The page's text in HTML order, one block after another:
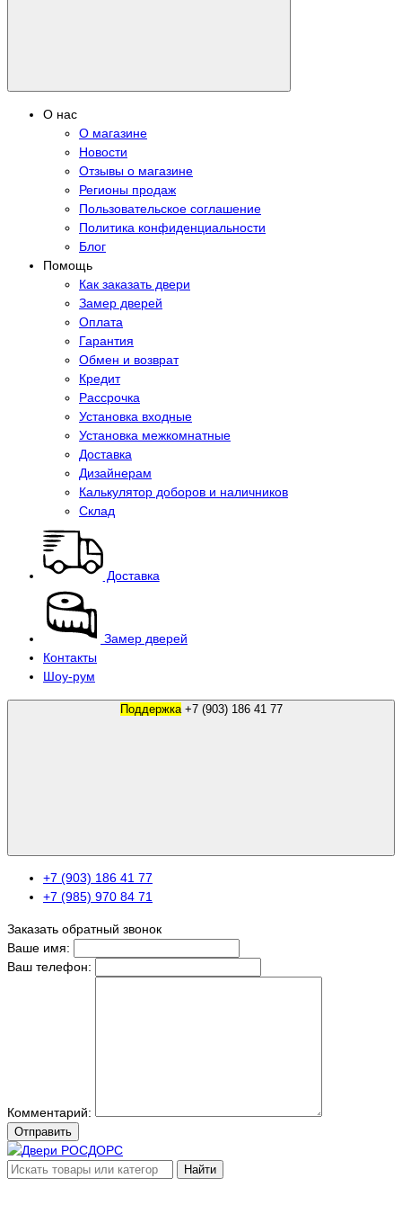
О нас
О магазине
Новости
Отзывы о магазине
Регионы продаж
Пользовательское соглашение
Политика конфиденциальности
Блог
Помощь
Как заказать двери
Замер дверей
Оплата
Гарантия
Обмен и возврат
Кредит
Рассрочка
Установка входные
Установка межкомнатные
Доставка
Дизайнерам
Калькулятор доборов и наличников
Склад
Доставка
Замер дверей
Контакты
Шоу-рум
Поддержка +7 (903) 186 41 77
+7 (903) 186 41 77
+7 (985) 970 84 71
Заказать обратный звонок
Ваше имя:
Ваш телефон:
Комментарий:
Отправить
Найти